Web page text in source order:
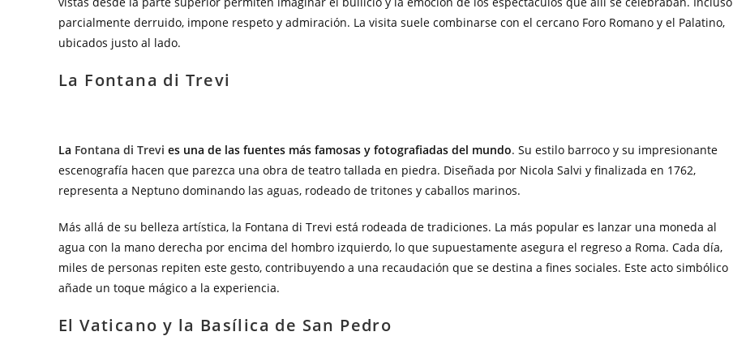
parcialmente derruido, impone respeto y admiración. La visita suele combinarse con el cercano Foro Romano y el Palatino,
ubicados justo al lado.
La Fontana di Trevi
La Fontana di Trevi es una de las fuentes más famosas y fotografiadas del mundo. Su estilo barroco y su impresionante
escenografía hacen que parezca una obra de teatro tallada en piedra. Diseñada por Nicola Salvi y finalizada en 1762,
representa a Neptuno dominando las aguas, rodeado de tritones y caballos marinos.
Más allá de su belleza artística, la Fontana di Trevi está rodeada de tradiciones. La más popular es lanzar una moneda al
agua con la mano derecha por encima del hombro izquierdo, lo que supuestamente asegura el regreso a Roma. Cada día,
miles de personas repiten este gesto, contribuyendo a una recaudación que se destina a fines sociales. Este acto simbólico
añade un toque mágico a la experiencia.
El Vaticano y la Basílica de San Pedro